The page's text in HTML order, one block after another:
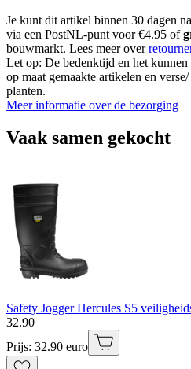
Je kunt dit artikel binnen 30 dagen
via een PostNL-punt voor €4.95 of
bouwmarkt. Lees meer over
Let op: De bedenktijd en het
op maat gemaakte artikelen en
planten.
Meer informatie over de bezorging
Vaak samen gekocht
Safety Jogger Hercules S5
32.90
Prijs: 32.90 euro